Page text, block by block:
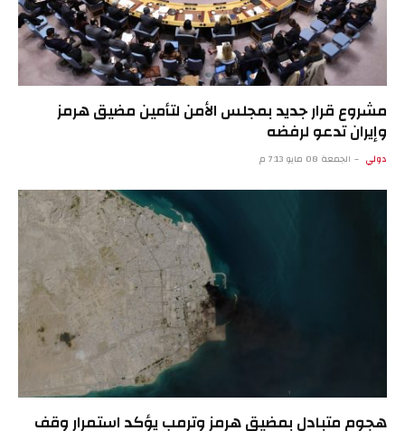
مشروع قرار جديد بمجلس الأمن لتأمين مضيق هرمز
وإيران تدعو لرفضه
دولي الجمعة 08 مايو 7:13 م
هجوم متبادل بمضيق هرمز وترمب يؤكد استمرار وقف